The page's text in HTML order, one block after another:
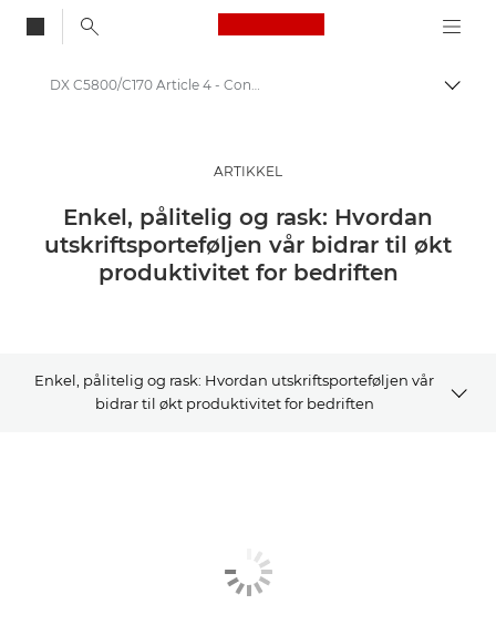
Canon Logo, back
Innsikt
Artikler for bedrifter og profesjonelle
DX C5800/C170 Article 4 - Consideration - Productivity
ARTIKKEL
Enkel, pålitelig og rask: Hvordan
utskriftsporteføljen vår bidrar til økt
produktivitet for bedriften
Enkel, pålitelig og rask: Hvordan utskriftsporteføljen vår
bidrar til økt produktivitet for bedriften